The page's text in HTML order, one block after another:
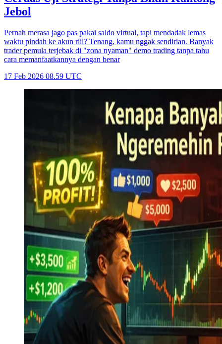
Jebol
Pernah merasa jago pas pakai saldo virtual, tapi mendadak lemas
waktu pindah ke akun riil? Tenang, kamu nggak sendirian. Banyak
trader pemula terjebak di "zona nyaman" demo trading tanpa tahu
cara memanfaatkannya dengan benar
17 Feb 2026 08.59 UTC